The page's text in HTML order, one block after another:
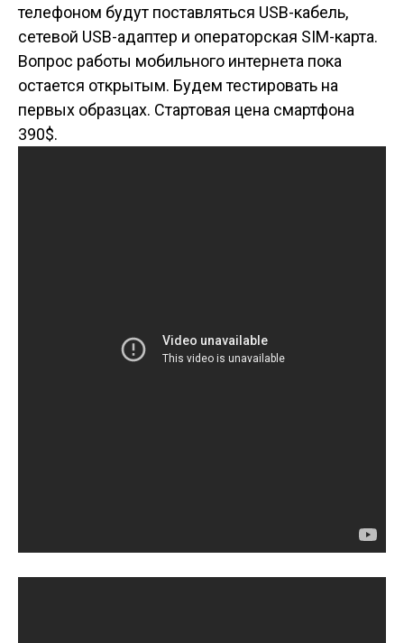
телефоном будут поставляться USB-кабель,
сетевой USB-адаптер и операторская SIM-карта.
Вопрос работы мобильного интернета пока
остается открытым. Будем тестировать на
первых образцах. Стартовая цена смартфона
390$.